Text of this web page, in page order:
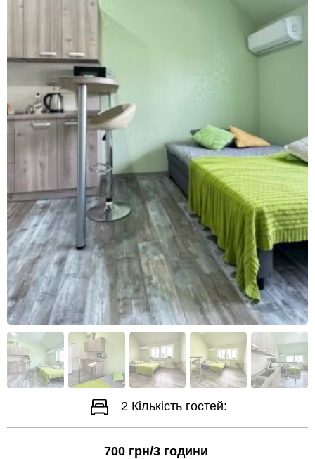
2 Кількість гостей:
700 грн/3 години